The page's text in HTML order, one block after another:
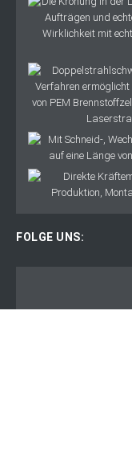
FOLGE UNS: